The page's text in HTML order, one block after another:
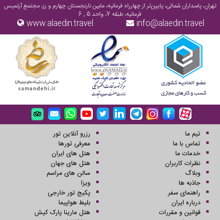
ویزای لتونی ویزای لیختن اشتاین
ویزای لیتوانی ویزای لوکزامبورگ
ویزای اسلواکی
تهران، پاسداران شمالی، پایین‌تر از چهارراه فرمانیه، مابین نارنجستان چهارم و رز، مجتمع آرتمیس
فرمانیه، طبقه 7، واحد 5 , 6
info@alaedin.travel
www.alaedin.travel
تیم ما
تماس با ما
خدمات ما
نظرات کاربران
وبلاگ
جاذبه ها
راهنمای سفر
درباره ایران
قوانین و مقررات
رزرو آنلاین تور
معرفی تورها
هتل های ایران
هتل های جهان
سالن های مراسم
ویزا
پکیج تور خارجی
بلیط هواپیما
هتل مارینا پارک کیش